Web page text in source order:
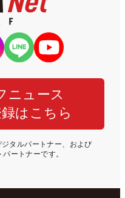
ニュース
はこちら
タルパートナー、および
ートナーです。